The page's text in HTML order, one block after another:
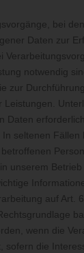
bei
Daten zur
notwendig
zur
Daten
seltenen Fällen
unserem
auf Art.
wenn die
die